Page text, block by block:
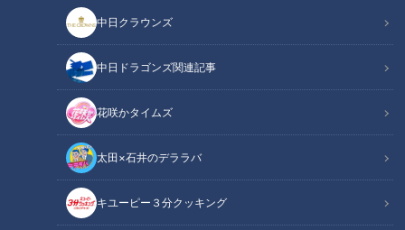
中日クラウンズ
中日ドラゴンズ関連記事
花咲かタイムズ
太田×石井のデララバ
キユーピー３分クッキング